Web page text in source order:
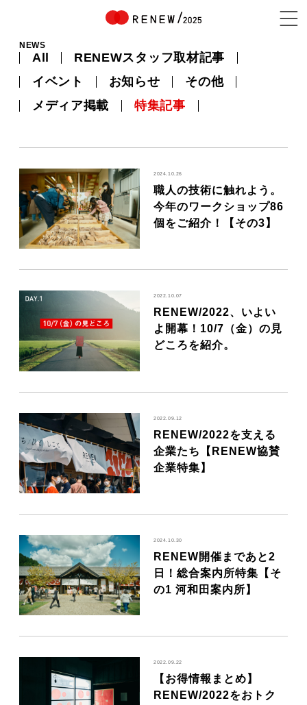
NEWS
CONTENTS
ACCESS / STAY
CONTACT
NEWS
All
RENEWスタッフ取材記事
イベント
お知らせ
その他
メディア掲載
特集記事
2024.10.26
職人の技術に触れよう。
今年のワークショップ86
個をご紹介！【その3】
2022.10.07
RENEW/2022、いよい
よ開幕！10/7（金）の見
どころを紹介。
2022.09.12
RENEW/2022を支える
企業たち【RENEW協賛
企業特集】
2024.10.30
RENEW開催まであと2
日！総合案内所特集【そ
の1 河和田案内所】
2022.09.22
【お得情報まとめ】
RENEW/2022をおトク